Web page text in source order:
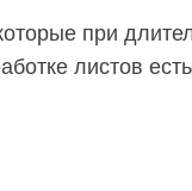
при
листов